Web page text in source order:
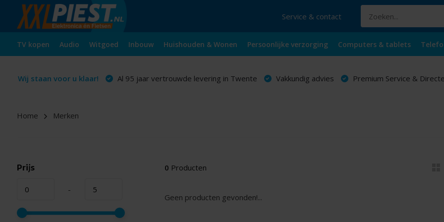
Service & contact
TV kopen Audio Witgoed Inbouw Huishouden & Wonen Persoonlijke verzorging Computers & tablets
Wij staan voor u klaar! Al 95 jaar vertrouwde levering in Twente Vakkundig advies Premium Service &
Home Merken
Prijs
-
0 Producten
Geen producten gevonden!...